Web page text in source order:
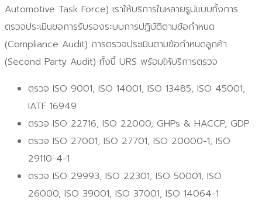
Automotive Task Force) เราให้บริการในหลายรูปแบบทั้งการ
ตรวจประเมินขอการรับรองระบบการปฏิบัติตามข้อกำหนด
(Compliance Audit) การตรวจประเมินตามข้อกำหนดลูกค้า
(Second Party Audit) ทั้งนี้ URS พร้อมให้บริการตรวจ
ตรวจ ISO 9001, ISO 14001, ISO 13485, ISO 45001,
IATF 16949
ตรวจ ISO 22716, ISO 22000, GHPs & HACCP, GDP
ตรวจ ISO 27001, ISO 27701, ISO 20000-1, ISO
29110-4-1
ตรวจ ISO 29993, ISO 22301, ISO 50001, ISO
26000, ISO 39001, ISO 37001, ISO 14064-1